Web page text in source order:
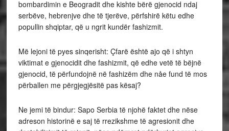
bombardimin e Beogradit dhe kishte bërë gjenocid ndaj
serbëve, hebrenjve dhe të tjerëve, përfshirë këtu edhe
popullin shqiptar, që u ngrit kundër fashizmit.
Më lejoni të pyes sinqerisht: Çfarë është ajo që i shtyn
viktimat e gjenocidit dhe fashizmit, që edhe vetë të bëjnë
gjenocid, të përfundojnë në fashizëm dhe nåe fund të mos
përballen me përgjegjësitë pas kësaj?
Ne jemi të bindur: Sapo Serbia të njohë faktet dhe nëse
adreson historinë e saj të rrezikshme të agresionit dhe